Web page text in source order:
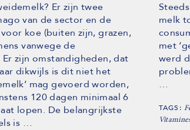
Er zijn twee
van de sector en de
koe (buiten zijn, grazen,
vanwege de
zijn omstandigheden, dat
dikwijls is dit niet het
mag gevoerd worden,
120 dagen minimaal 6
lopen. De belangrijkste
is …
melk
met
werd
…
TAGS: